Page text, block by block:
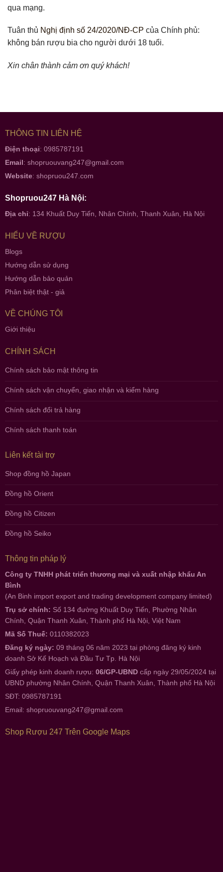
qua mạng.
Tuân thủ Nghị định số 24/2020/NĐ-CP của Chính phủ:
không bán rượu bia cho người dưới 18 tuổi.
Xin chân thành cảm ơn quý khách!
THÔNG TIN LIÊN HỆ
Điện thoại: 0985787191
Email: shopruouvang247@gmail.com
Website: shopruou247.com
Shopruou247 Hà Nội:
Địa chỉ: 134 Khuất Duy Tiến, Nhân Chính, Thanh Xuân, Hà Nội
HIỂU VỀ RƯỢU
Blogs
Hướng dẫn sử dụng
Hướng dẫn bảo quản
Phân biệt thật - giả
VỀ CHÚNG TÔI
Giới thiệu
CHÍNH SÁCH
Chính sách bảo mật thông tin
Chính sách vận chuyển, giao nhận và kiểm hàng
Chính sách đổi trả hàng
Chính sách thanh toán
Liên kết tài trợ
Shop đồng hồ Japan
Đồng hồ Orient
Đồng hồ Citizen
Đồng hồ Seiko
Thông tin pháp lý
Công ty TNHH phát triển thương mại và xuất nhập khẩu An
Bình
(An Binh import export and trading development company limited)
Trụ sở chính: Số 134 đường Khuất Duy Tiến, Phường Nhân
Chính, Quận Thanh Xuân, Thành phố Hà Nội, Việt Nam
Mã Số Thuế: 0110382023
Đăng ký ngày: 09 tháng 06 năm 2023 tại phòng đăng ký kinh
doanh Sở Kế Hoạch và Đầu Tư Tp. Hà Nội
Giấy phép kinh doanh rượu: 06/GP-UBND cấp ngày 29/05/2024 tại
UBND phường Nhân Chính, Quận Thanh Xuân, Thành phố Hà Nội
SĐT: 0985787191
Email: shopruouvang247@gmail.com
Shop Rượu 247 Trên Google Maps